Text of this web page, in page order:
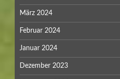
März 2024
Februar 2024
Januar 2024
Dezember 2023